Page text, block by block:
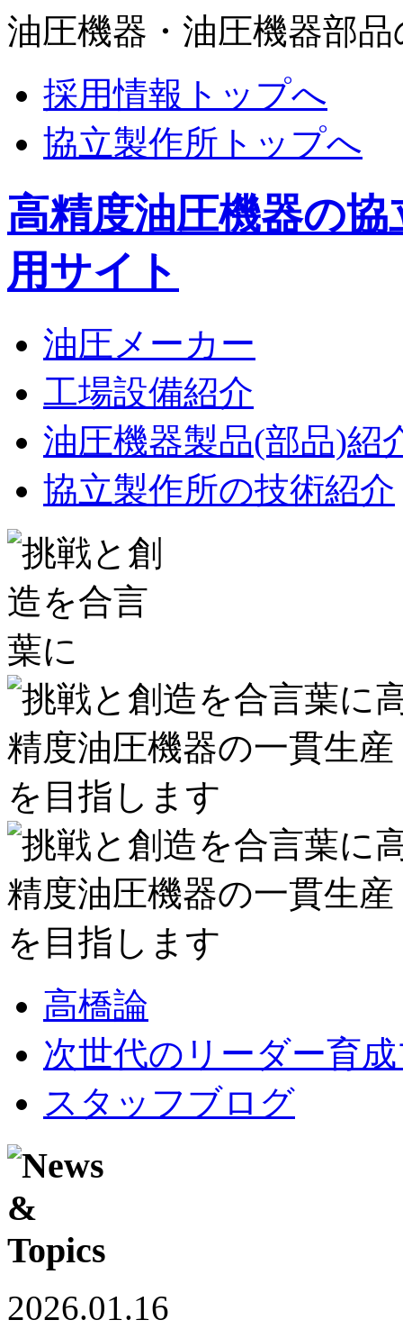
油圧機器・油圧機器部
採用情報トップへ
協立製作所トップへ
高精度油圧機器の
用サイト
油圧メーカー
工場設備紹介
油圧機器製品(部品)紹
協立製作所の技術紹介
高橋論
次世代のリーダー育
スタッフブログ
2026.01.16